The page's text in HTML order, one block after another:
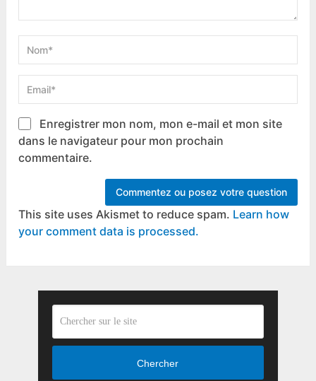
Enregistrer mon nom, mon e-mail et mon site
dans le navigateur pour mon prochain
commentaire.
This site uses Akismet to reduce spam. Learn how
your comment data is processed.
Chercher